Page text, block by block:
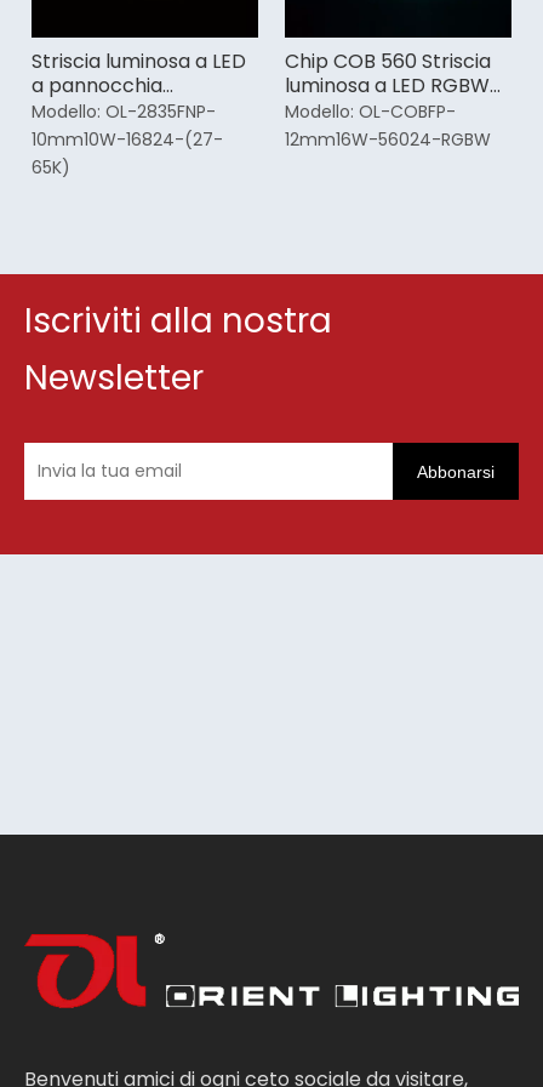
Striscia luminosa a LED
a pannocchia
regolabile da 8 mm per
armadi
Modello: OL-2835FNP-
10mm10W-16824-(27-
65K)
Chip COB 560 Striscia
luminosa a LED RGBW
Cob per interni
Modello: OL-COBFP-
12mm16W-56024-RGBW
Iscriviti alla nostra
Newsletter
Abbonarsi
Benvenuti amici di ogni ceto sociale da visitare,